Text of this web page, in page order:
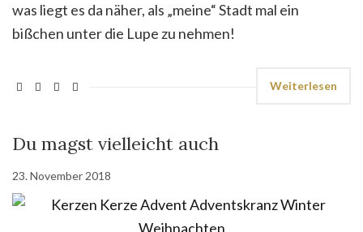
was liegt es da näher, als „meine“ Stadt mal ein
bißchen unter die Lupe zu nehmen!
Weiterlesen
Du magst vielleicht auch
23. November 2018